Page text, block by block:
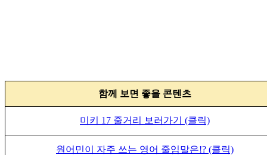
함께 보면 좋을 콘텐츠
미키 17 줄거리 보러가기 (클릭)
원어민이 자주 쓰는 영어 줄임말은!? (클릭)